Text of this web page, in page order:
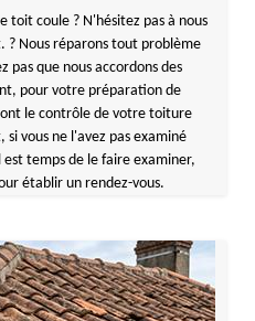
toit coule ? N'hésitez pas à nous
? Nous réparons tout problème
pas que nous accordons des
pour votre préparation de
le contrôle de votre toiture
vous ne l'avez pas examiné
temps de le faire examiner,
établir un rendez-vous.